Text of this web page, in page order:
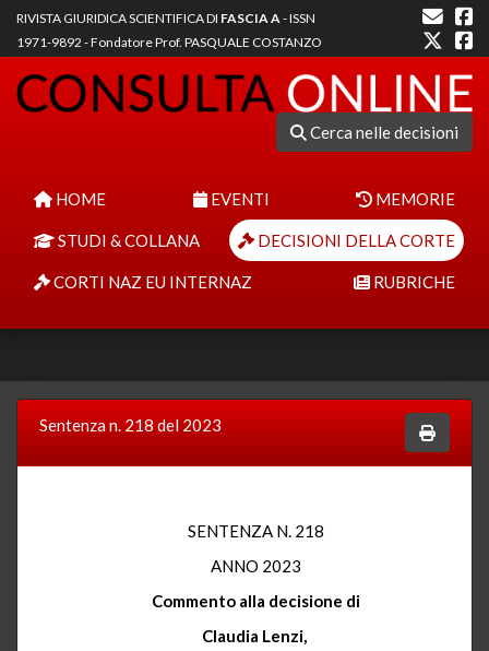
RIVISTA GIURIDICA SCIENTIFICA DI FASCIA A- ISSN
1971-9892 - Fondatore Prof. PASQUALE COSTANZO
Cerca nelle decisioni
HOME EVENTI MEMORIE
STUDI & COLLANA DECISIONI DELLA CORTE
CORTI NAZ EU INTERNAZ RUBRICHE
Sentenza n. 218 del 2023
SENTENZA N. 218
ANNO 2023
Commento alla decisione di
Claudia Lenzi,